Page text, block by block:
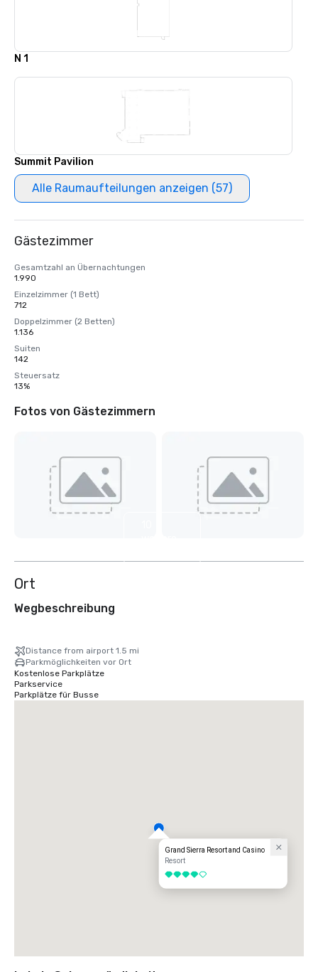
N 1
Summit Pavilion
Alle Raumaufteilungen anzeigen (57)
Gästezimmer
Gesamtzahl an Übernachtungen
1.990
Einzelzimmer (1 Bett)
712
Doppelzimmer (2 Betten)
1.136
Suiten
142
Steuersatz
13%
Fotos von Gästezimmern
Ort
Wegbeschreibung
Distance from airport 1.5 mi
Parkmöglichkeiten vor Ort
Kostenlose Parkplätze
Parkservice
Parkplätze für Busse
Grand Sierra Resort and Casino
Resort
4 von 5